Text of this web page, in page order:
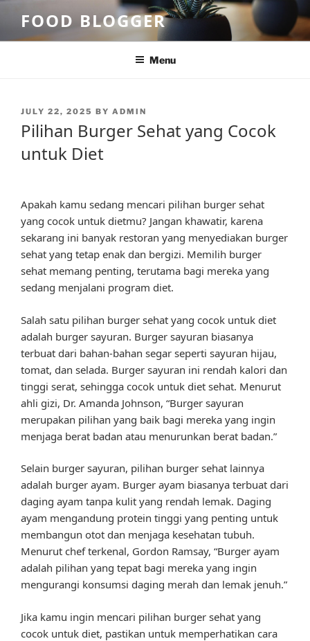
content
FOOD BLOGGER
Menu
POSTED
ON
JULY 22, 2025 BY ADMIN
Pilihan Burger Sehat yang Cocok
untuk Diet
Apakah kamu sedang mencari pilihan burger sehat
yang cocok untuk dietmu? Jangan khawatir, karena
sekarang ini banyak restoran yang menyediakan burger
sehat yang tetap enak dan bergizi. Memilih burger
sehat memang penting, terutama bagi mereka yang
sedang menjalani program diet.
Salah satu pilihan burger sehat yang cocok untuk diet
adalah burger sayuran. Burger sayuran biasanya
terbuat dari bahan-bahan segar seperti sayuran hijau,
tomat, dan selada. Burger sayuran ini rendah kalori dan
tinggi serat, sehingga cocok untuk diet sehat. Menurut
ahli gizi, Dr. Amanda Johnson, “Burger sayuran
merupakan pilihan yang baik bagi mereka yang ingin
menjaga berat badan atau menurunkan berat badan.”
Selain burger sayuran, pilihan burger sehat lainnya
adalah burger ayam. Burger ayam biasanya terbuat dari
daging ayam tanpa kulit yang rendah lemak. Daging
ayam mengandung protein tinggi yang penting untuk
membangun otot dan menjaga kesehatan tubuh.
Menurut chef terkenal, Gordon Ramsay, “Burger ayam
adalah pilihan yang tepat bagi mereka yang ingin
mengurangi konsumsi daging merah dan lemak jenuh.”
Jika kamu ingin mencari pilihan burger sehat yang
cocok untuk diet, pastikan untuk memperhatikan cara